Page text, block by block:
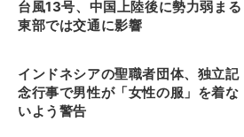
台風13号、中国上陸後に勢力弱まる
東部では交通に影響
インドネシアの聖職者団体、独立記
念行事で男性が「女性の服」を着な
いよう警告